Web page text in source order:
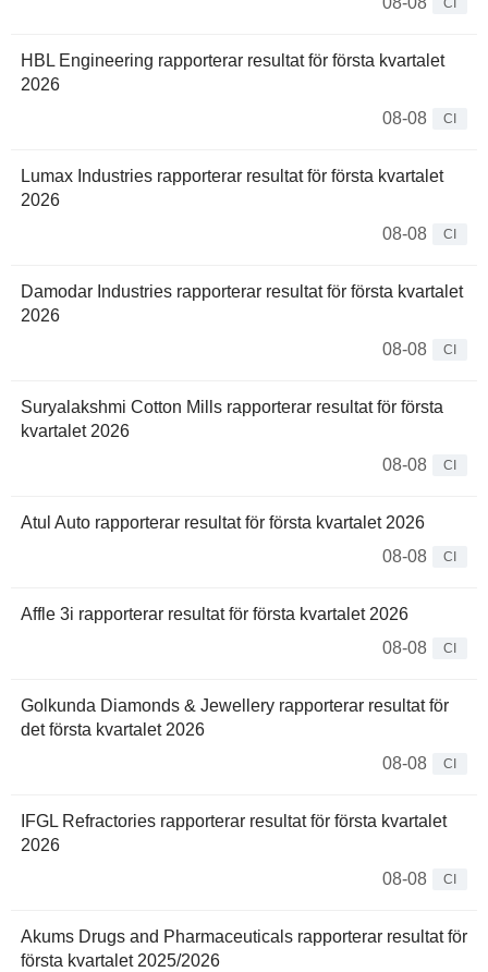
CI
HBL Engineering rapporterar resultat för första kvartalet
2026
08-08
CI
Lumax Industries rapporterar resultat för första kvartalet
2026
08-08
CI
Damodar Industries rapporterar resultat för första kvartalet
2026
08-08
CI
Suryalakshmi Cotton Mills rapporterar resultat för första
kvartalet 2026
08-08
CI
Atul Auto rapporterar resultat för första kvartalet 2026
08-08
CI
Affle 3i rapporterar resultat för första kvartalet 2026
08-08
CI
Golkunda Diamonds & Jewellery rapporterar resultat för
det första kvartalet 2026
08-08
CI
IFGL Refractories rapporterar resultat för första kvartalet
2026
08-08
CI
Akums Drugs and Pharmaceuticals rapporterar resultat för
första kvartalet 2025/2026